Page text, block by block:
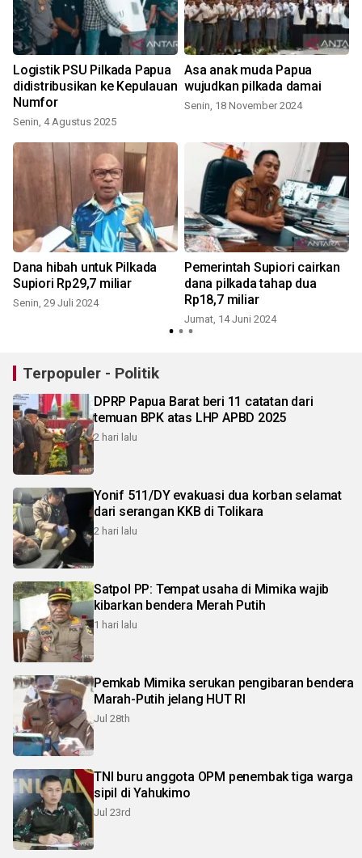
Logistik PSU Pilkada Papua
didistribusikan ke Kepulauan
Numfor
Senin, 4 Agustus 2025
Asa anak muda Papua
wujudkan pilkada damai
Senin, 18 November 2024
Dana hibah untuk Pilkada
Supiori Rp29,7 miliar
Senin, 29 Juli 2024
Pemerintah Supiori cairkan
dana pilkada tahap dua
Rp18,7 miliar
Jumat, 14 Juni 2024
Terpopuler - Politik
DPRP Papua Barat beri 11 catatan dari
temuan BPK atas LHP APBD 2025
2 hari lalu
Yonif 511/DY evakuasi dua korban selamat
dari serangan KKB di Tolikara
2 hari lalu
Satpol PP: Tempat usaha di Mimika wajib
kibarkan bendera Merah Putih
1 hari lalu
Pemkab Mimika serukan pengibaran bendera
Marah-Putih jelang HUT RI
Jul 28th
TNI buru anggota OPM penembak tiga warga
sipil di Yahukimo
Jul 23rd